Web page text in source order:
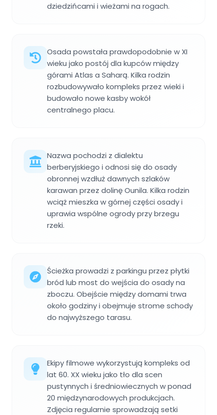
dziedzińcami i wieżami na rogach.
Osada powstała prawdopodobnie w XI
wieku jako postój dla kupców między
górami Atlas a Saharą. Kilka rodzin
rozbudowywało kompleks przez wieki i
budowało nowe kasby wokół
centralnego placu.
Nazwa pochodzi z dialektu
berberyjskiego i odnosi się do osady
obronnej wzdłuż dawnych szlaków
karawan przez dolinę Ounila. Kilka rodzin
wciąż mieszka w górnej części osady i
uprawia wspólne ogrody przy brzegu
rzeki.
Ścieżka prowadzi z parkingu przez płytki
bród lub most do wejścia do osady na
zboczu. Obejście między domami trwa
około godziny i obejmuje strome schody
do najwyższego tarasu.
Ekipy filmowe wykorzystują kompleks od
lat 60. XX wieku jako tło dla scen
pustynnych i średniowiecznych w ponad
20 międzynarodowych produkcjach.
Zdjęcia regularnie sprowadzają setki